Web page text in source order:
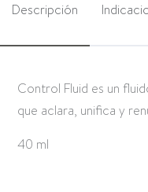
Descripción
Control Fluid es un
que aclara, unifica y
40 ml